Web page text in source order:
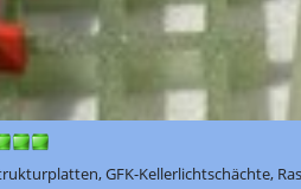
GFK-Kellerlichtschächte,